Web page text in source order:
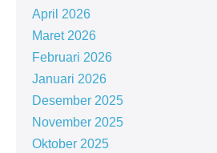
April 2026
Maret 2026
Februari 2026
Januari 2026
Desember 2025
November 2025
Oktober 2025